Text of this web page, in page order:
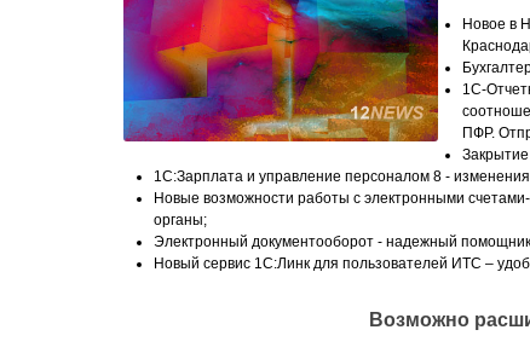
Новое в
1С-
ПФР.
Закрытие
1С:Зарплата и управление персоналом 8 -
Новые возможности работы с электронными
органы;
Электронный документооборот - надежный помощник
Новый сервис 1С:Линк для пользователей ИТС –
Возможно